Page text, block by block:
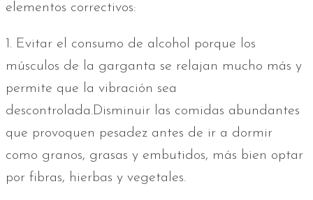
elementos correctivos:
1. Evitar el consumo de alcohol porque los
músculos de la garganta se relajan mucho más y
permite que la vibración sea
descontrolada.Disminuir las comidas abundantes
que provoquen pesadez antes de ir a dormir
como granos, grasas y embutidos, más bien optar
por fibras, hierbas y vegetales.